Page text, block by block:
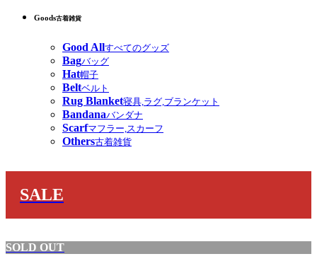
Goods古着雑貨
Good Allすべてのグッズ
Bagバッグ
Hat帽子
Beltベルト
Rug Blanket寝具,ラグ,ブランケット
Bandanaバンダナ
Scarfマフラー,スカーフ
Others古着雑貨
SALE
SOLD OUT